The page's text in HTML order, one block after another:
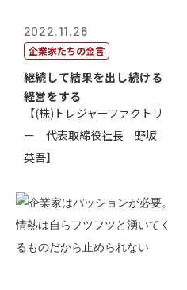
2022.11.28
企業家たちの金言
継続して結果を出し続ける
経営をする
【(株)トレジャーファクトリ
ー 代表取締役社長 野坂
英吾】